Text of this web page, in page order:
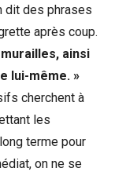
dit des phrases
après coup.
ainsi
lui-même. »
cherchent à
les
terme pour
on ne se